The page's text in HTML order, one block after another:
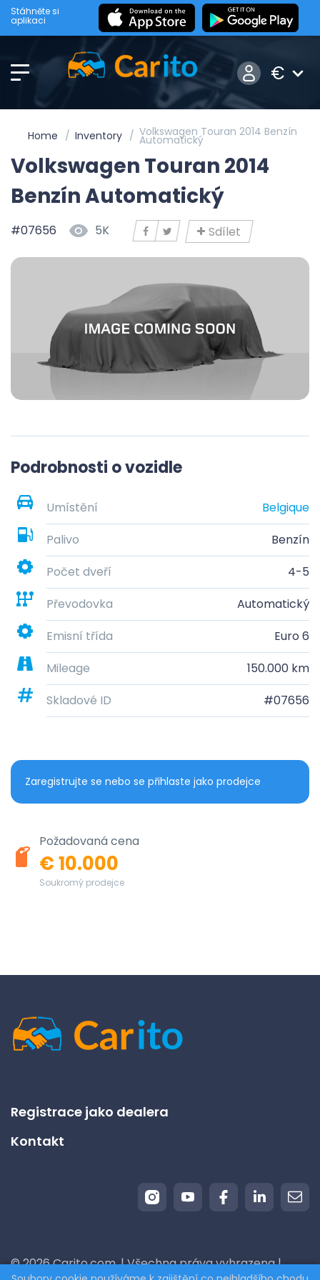
Stáhněte si
aplikaci
€
Home Inventory Volkswagen Touran 2014 Benzín
Automatický
Volkswagen Touran 2014
Benzín Automatický
#07656 5K Sdílet
Podrobnosti o vozidle
Umístění
Belgique
Palivo
Benzín
Počet dveří
4-5
Převodovka
Automatický
Emisní třída
Euro 6
Mileage
150.000 km
Skladové ID
#07656
Zaregistrujte se nebo se přihlaste jako prodejce
Požadovaná cena
€ 10.000
Soukromý prodejce
Registrace jako dealera
Kontakt
© 2026 Carito.com. | Všechna práva vyhrazena |